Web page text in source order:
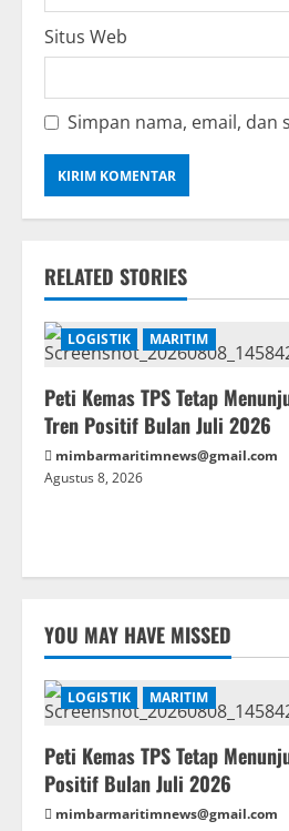
Situs Web
Simpan nama, email,
RELATED STORIES
LOGISTIK MARITIM
Peti Kemas TPS Tetap
Tren Positif Bulan Juli 2026
mimbarmaritimnews@gmail.com
Agustus 8, 2026
YOU MAY HAVE MISSED
LOGISTIK MARITIM
Peti Kemas TPS Tetap
Positif Bulan Juli 2026
mimbarmaritimnews@gmail.com